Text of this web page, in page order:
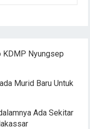
KDMP Nyungsep
Murid Baru Untuk
Ada Sekitar